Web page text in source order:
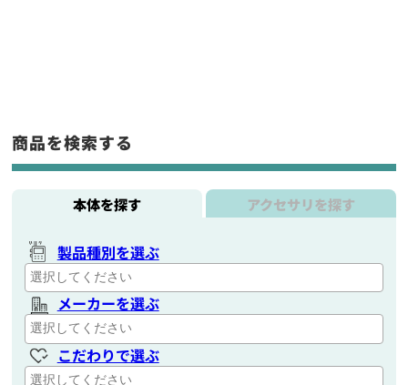
商品を検索する
本体を探す アクセサリを探す
製品種別を選ぶ
メーカーを選ぶ
こだわりで選ぶ